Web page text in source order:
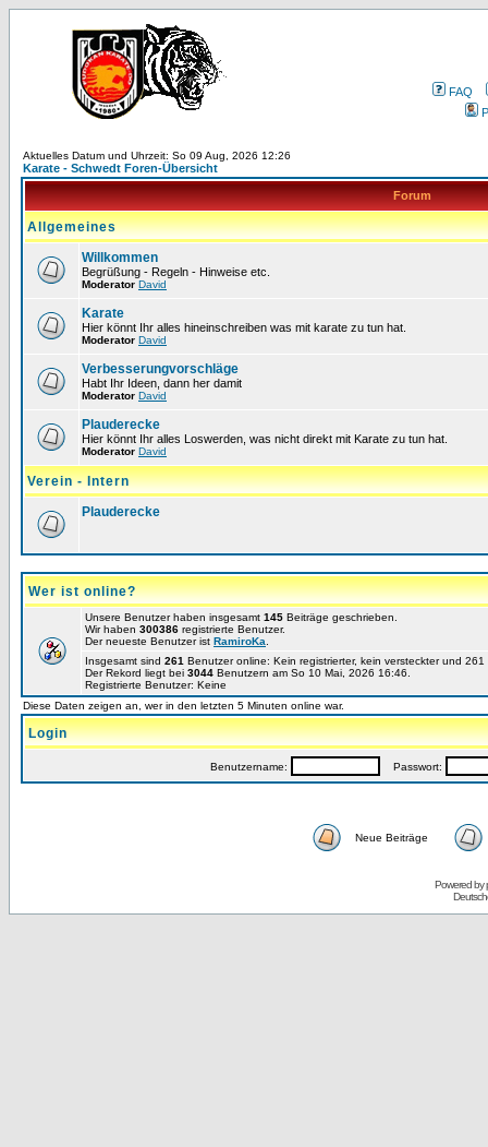
FAQ
Aktuelles Datum und Uhrzeit: So 09 Aug, 2026 12:26
Karate - Schwedt Foren-Übersicht
Forum
Allgemeines
Willkommen
Begrüßung - Regeln - Hinweise etc.
Moderator David
Karate
Hier könnt Ihr alles hineinschreiben was mit karate zu tun hat.
Moderator David
Verbesserungvorschläge
Habt Ihr Ideen, dann her damit
Moderator David
Plauderecke
Hier könnt Ihr alles Loswerden, was nicht direkt mit Karate zu tun hat.
Moderator David
Verein - Intern
Plauderecke
Wer ist online?
Unsere Benutzer haben insgesamt 145 Beiträge geschrieben.
Wir haben 300386 registrierte Benutzer.
Der neueste Benutzer ist RamiroKa
Insgesamt sind 261 Benutzer online: Kein registrierter, kein versteckter und
Der Rekord liegt bei 3044 Benutzern am So 10 Mai, 2026 16:46.
Registrierte Benutzer: Keine
Diese Daten zeigen an, wer in den letzten 5 Minuten online war.
Login
Benutzername: Passwort:
Neue Beiträge
Powered by